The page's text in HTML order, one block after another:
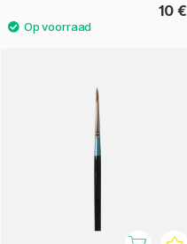
10 €